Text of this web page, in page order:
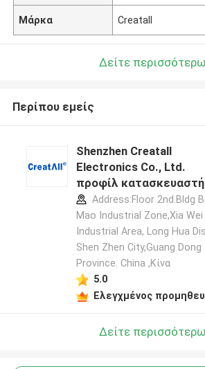
Αφήστε ένα
We bellen je snel
Μάρκα Creatall
Δείτε
Περίπου εμείς
Shenzhen Creatall
Electronics Co., Ltd.
προφίλ κατασκευαστή
Address:Floor 2nd.Bldg
Mao Industrial Zone,Xia Wei
Industrial Area, Long Hua
Shen Zhen City,Guang Dong
Province. China ,Κίνα
5.0
Ελεγχμένος
Δείτε